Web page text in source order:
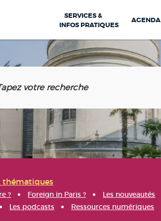
SERVICES &
INFOS PRATIQUES
AGENDA
thématiques
? Foreign in Paris ? Les nouveautés
Les podcasts Ressources numériques